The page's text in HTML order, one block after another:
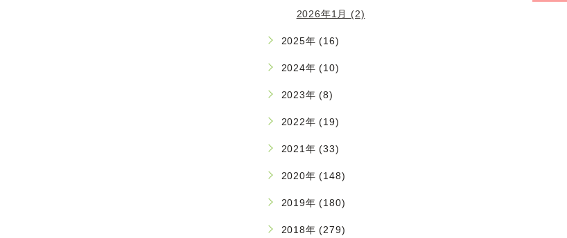
2026年1月 (2)
2025年 (16)
2024年 (10)
2023年 (8)
2022年 (19)
2021年 (33)
2020年 (148)
2019年 (180)
2018年 (279)